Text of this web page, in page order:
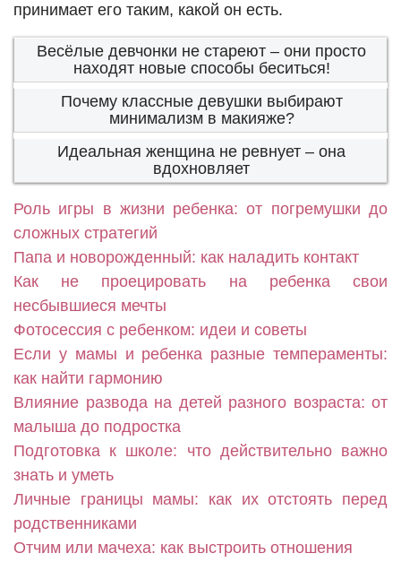
принимает его таким, какой он есть.
Весёлые девчонки не стареют – они просто
находят новые способы беситься!
Почему классные девушки выбирают
минимализм в макияже?
Идеальная женщина не ревнует – она
вдохновляет
Роль игры в жизни ребенка: от погремушки до
сложных стратегий
Папа и новорожденный: как наладить контакт
Как не проецировать на ребенка свои
несбывшиеся мечты
Фотосессия с ребенком: идеи и советы
Если у мамы и ребенка разные темпераменты:
как найти гармонию
Влияние развода на детей разного возраста: от
малыша до подростка
Подготовка к школе: что действительно важно
знать и уметь
Личные границы мамы: как их отстоять перед
родственниками
Отчим или мачеха: как выстроить отношения